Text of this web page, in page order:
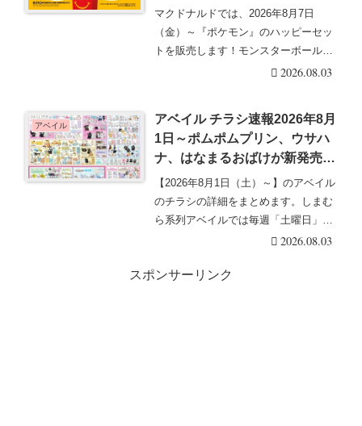
識別番号まとめ！第1弾は8月7
日より！
マクドナルドでは、2026年8月7日
（金）～『ポケモン』のハッピーセッ
トを販売します！モンスターボールの
モチーフなど、各・・・続きを読む
2026.08.03
アベイル
アベイル チラシ速報2026年8月
1日～ポムポムプリン、ウサハ
ナ、はなまるおばけが新発売！
夢乃ねむる、天姫ここねの地雷
系、量産型の秋コーデも！
【2026年8月1日（土）～】のアベイル
のチラシの詳細をまとめます。しまむ
ら系列アベイルでは毎週「土曜日」に
最新チラシを・・・続きを読む2026.08.03
スポンサーリンク